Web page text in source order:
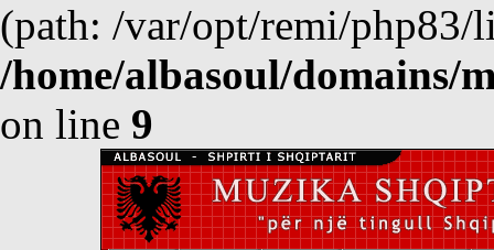
(path: /var/opt/remi/php83/
/home/albasoul/domains/
on line 9